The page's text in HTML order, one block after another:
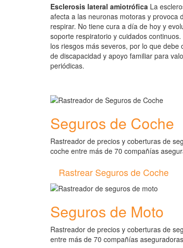
Esclerosis lateral amiotrófica La
afecta a las neuronas motoras y provoca
respirar. No tiene cura a día de hoy y
soporte respiratorio y cuidados
los riesgos más severos, por lo que
de discapacidad y apoyo familiar para
periódicas.
Seguros de Coche
Rastreador de precios y coberturas de
coche entre más de 70 compañías
Rastrear Seguros de Coche
Seguros de Moto
Rastreador de precios y coberturas de
entre más de 70 compañías